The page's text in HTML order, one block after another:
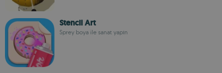
Stencil Art
Sprey boya ile sanat yapın